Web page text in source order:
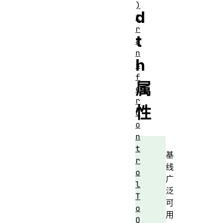
d
t
h
属
性
基
线
广
泛
可
用
)
t
r
a
n
s
f
e
r
C
o
n
t
r
o
l
T
o
O